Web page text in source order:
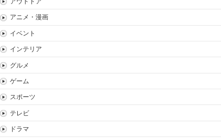
アニメ・漫画
イベント
インテリア
グルメ
ゲーム
スポーツ
テレビ
ドラマ